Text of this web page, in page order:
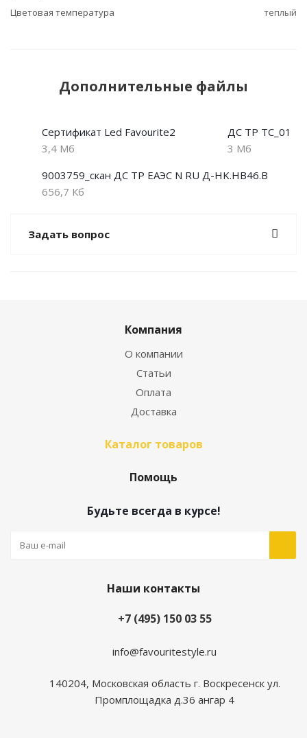
Цветовая температура
теплый
Дополнительные файлы
Сертификат Led Favourite2
3,4 Мб
ДС ТР ТС_01
3 Мб
9003759_скан ДС ТР ЕАЭС N RU Д-HK.НВ46.В
656,7 Кб
Задать вопрос
Компания
О компании
Статьи
Оплата
Доставка
Каталог товаров
Помощь
Будьте всегда в курсе!
Наши контакты
+7 (495) 150 03 55
info@favouritestyle.ru
140204, Московская область г. Воскресенск ул.
Промплощадка д.36 ангар 4